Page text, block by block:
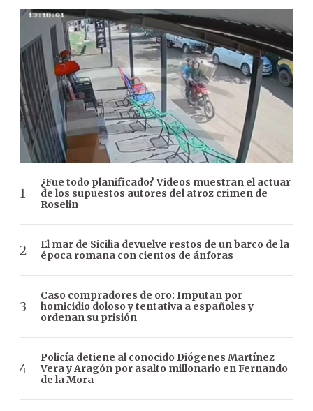
¿Fue todo planificado? Videos muestran el actuar
de los supuestos autores del atroz crimen de
Roselin
El mar de Sicilia devuelve restos de un barco de la
época romana con cientos de ánforas
Caso compradores de oro: Imputan por
homicidio doloso y tentativa a españoles y
ordenan su prisión
Policía detiene al conocido Diógenes Martínez
Vera y Aragón por asalto millonario en Fernando
de la Mora